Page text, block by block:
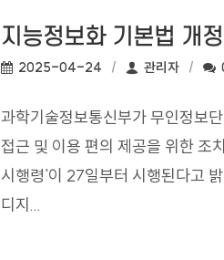
지능정보화 기본법 개
작성일:
2025-04-24 작성자:
관리자
과학기술정보통신부가 무인정보
접근 및 이용 편의 제공을 위한 조
시행령'이 27일부터 시행된다고
디지...